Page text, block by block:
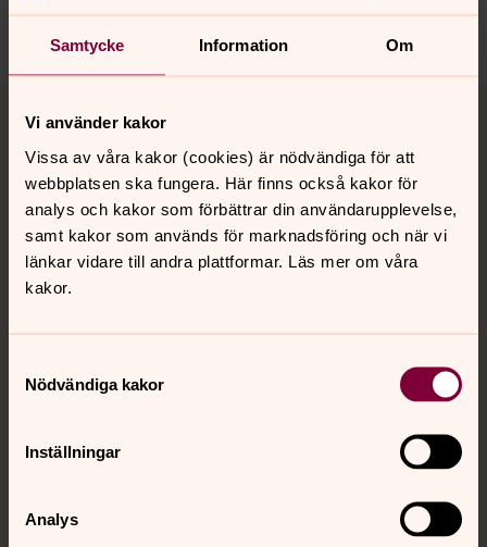
Samtycke Information Om
Vi använder kakor
Vissa av våra kakor (cookies) är nödvändiga för att
webbplatsen ska fungera. Här finns också kakor för
analys och kakor som förbättrar din användarupplevelse,
samt kakor som används för marknadsföring och när vi
länkar vidare till andra plattformar. Läs mer om våra
kakor.
Nödvändiga kakor
Inställningar
Analys
Dela
Kontakt
Kalender
Sociala kanaler